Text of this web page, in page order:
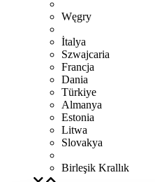
Węgry
İtalya
Szwajcaria
Francja
Dania
Türkiye
Almanya
Estonia
Litwa
Slovakya
Birleşik Krallık